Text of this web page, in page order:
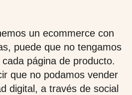
un ecommerce con
puede que no tengamos
página de producto.
que no podamos vender
digital, a través de social